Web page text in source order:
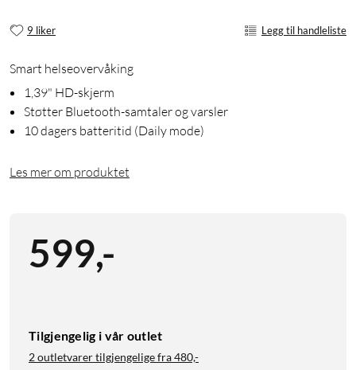
9 liker Legg til handleliste
Smart helseovervåking
1,39" HD-skjerm
Støtter Bluetooth-samtaler og varsler
10 dagers batteritid (Daily mode)
Les mer om produktet
599,-
Tilgjengelig i vår outlet
2 outletvarer tilgjengelige fra480,-